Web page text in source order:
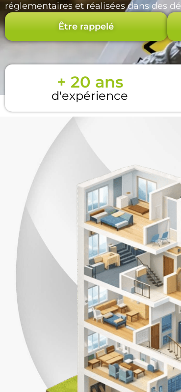
réglementaires et réalisées dans des
Être rappelé
+ 20 ans
d'expérience